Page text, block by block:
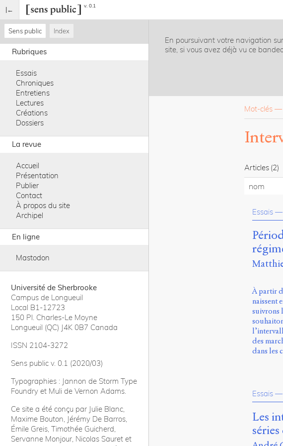
v. 0.1
Sens public Index
Rubriques
Essais
Chroniques
Entretiens
Lectures
Créations
Dossiers
La revue
Accueil
Présentation
Publier
Contact
À propos du site
Archipel
En ligne
Mastodon
Université de Sherbrooke
Campus de Longueuil
Local B1-12723
150 Pl. Charles-Le Moyne
Longueuil (QC) J4K 0B7 Canada
ISSN 2104-3272
Sens public v. 0.1 (2020/03)
Typographies : Jannon de Storm Type
Foundry et Muli de Vernon Adams.
Ce site a été conçu par Julie Blanc,
Maxime Bouton, Jérémy De Barros,
Émile Greis, Timothée Guicherd,
Servanne Monjour, Nicolas Sauret et
En poursuivant votre navigation
site, si vous avez déjà vu ce
Mot-clés —
Articles (2)
nom
Essais —
À partir
naissent
suivrons
des
dans les
Essais —
Les